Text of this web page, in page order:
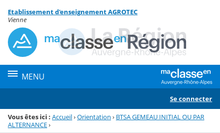
Menu de la rubrique
Contenu
Etablissement d'enseignement AGROTEC
Vienne
MENU
Se connecter
Vous êtes ici : Accueil›Orientation › BTSA GEMEAU INITIAL OU PAR
ALTERNANCE›